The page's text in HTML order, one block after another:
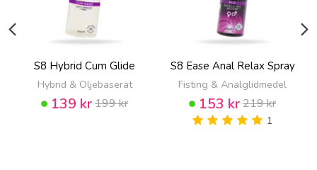
S8 Hybrid Cum Glide
Hybrid & Oljebaserat
139 kr199 kr
S8 Ease Anal Relax Spray
Fisting & Analglidmedel
153 kr219 kr
1